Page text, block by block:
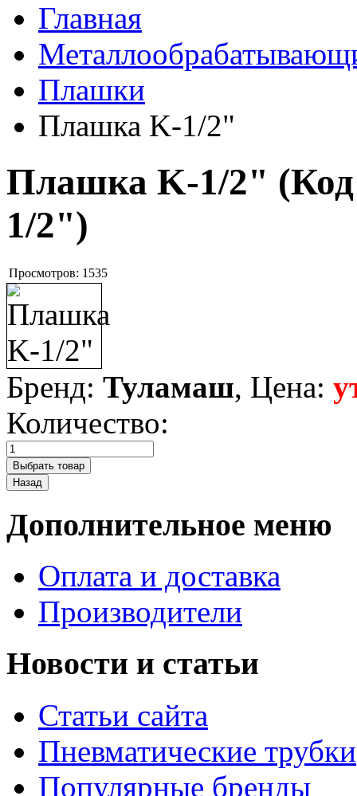
Главная
Плашки
Плашка K-1/2"
Плашка K-1/2"
1/2")
Просмотров: 1535
Бренд: Туламаш, Цена:
Количество:
Дополнительное меню
Оплата и доставка
Производители
Новости и статьи
Статьи сайта
Пневматические трубки
Популярные бренды